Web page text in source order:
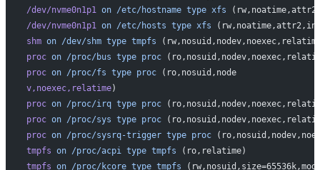
/dev/nvme0n1p1 on /etc/hostname type xfs
/dev/nvme0n1p1 on /etc/hosts type xfs
shm on /dev/shm type tmpfs
proc on /proc/bus type proc
proc on /proc/fs type proc (ro,nosuid,node
v,noexec,relatime)
proc on /proc/irq type proc
proc on /proc/sys type proc
proc on /proc/sysrq-trigger type proc
tmpfs on /proc/acpi type tmpfs (ro,relatime)
tmpfs on /proc/kcore type tmpfs